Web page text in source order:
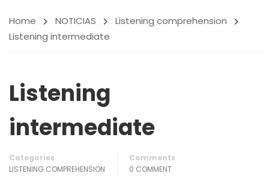
Home NOTICIAS
Listening comprehension
Listening intermediate
Listening
intermediate
Categories
LISTENING COMPREHENSION
Comments
0 COMMENT